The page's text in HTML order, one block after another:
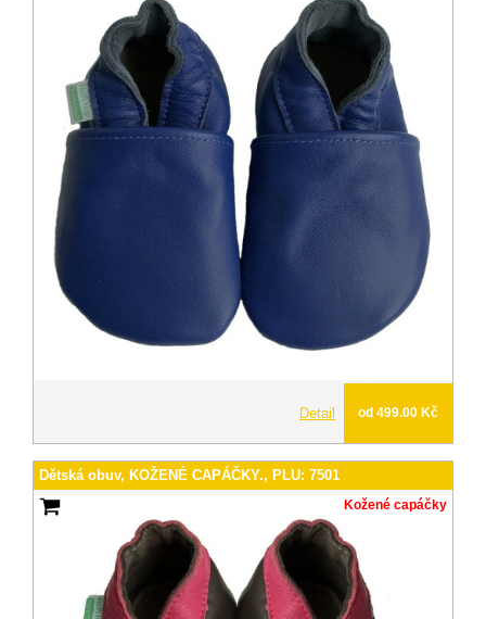
Detail od 499.00 Kč
Dětská obuv, KOŽENÉ CAPÁČKY., PLU: 7501
Kožené capáčky